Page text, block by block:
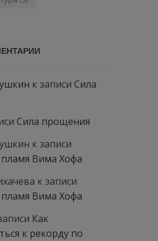
к записи Сила
Сила прощения
к записи
Вима Хофа
к записи
Вима Хофа
Как
к рекорду по